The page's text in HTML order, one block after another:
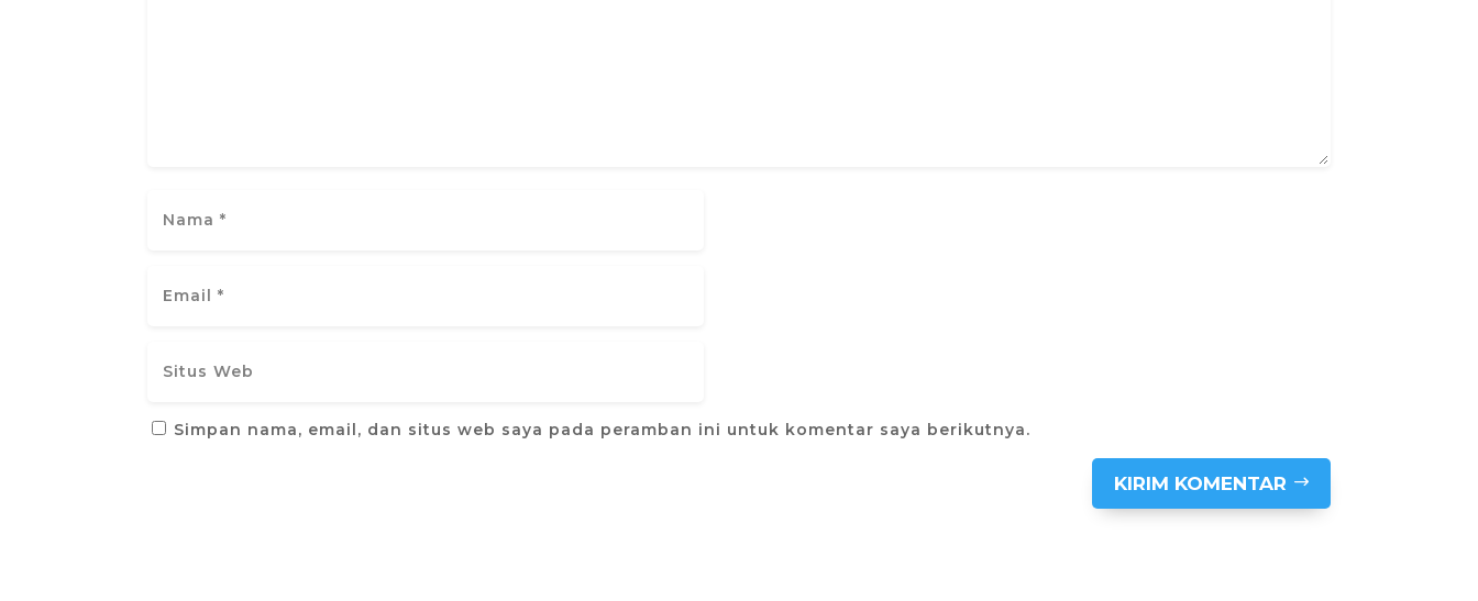
Simpan nama, email, dan situs web saya pada peramban ini untuk komentar saya berikutnya.
KIRIM KOMENTAR